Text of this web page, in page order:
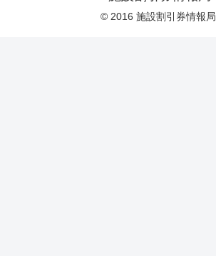
© 2016 施設割引券情報局.